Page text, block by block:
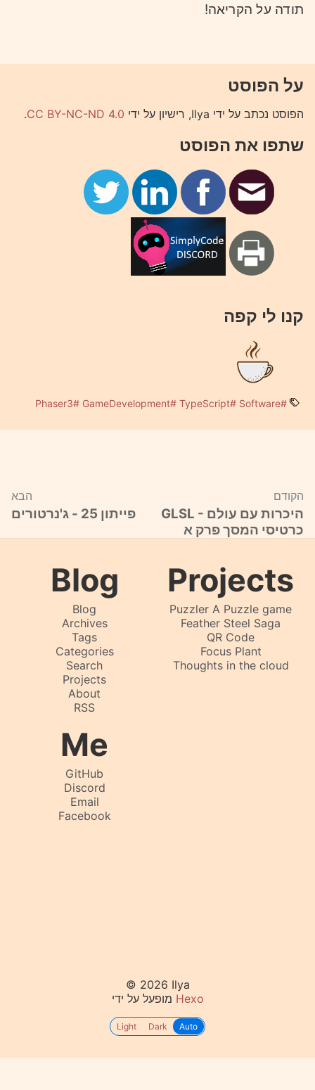
תודה על הקריאה!
על הפוסט
הפוסט נכתב על ידי Ilya, רישיון על ידי CC BY-NC-ND 4.0
.
שתפו את הפוסט
קנו לי קפה
#Software
#TypeScript
#GameDevelopment
#Phaser3
הבא
פייתון 25 - ג'נרטורים
הקודם
GLSL - היכרות עם עולם
כרטיסי המסך פרק א
Blog
Blog
Archives
Tags
Categories
Search
Projects
About
RSS
Projects
Puzzler A Puzzle game
Feather Steel Saga
QR Code
Focus Plant
Thoughts in the cloud
Me
GitHub
Discord
Email
Facebook
© 2026 Ilya
Hexo
Light Dark Auto